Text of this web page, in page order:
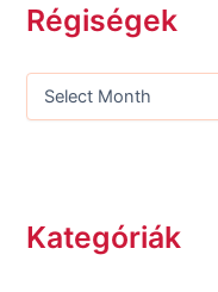
Régiségek
Kategóriák